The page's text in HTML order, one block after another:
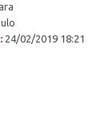
24/02/2019 18:21